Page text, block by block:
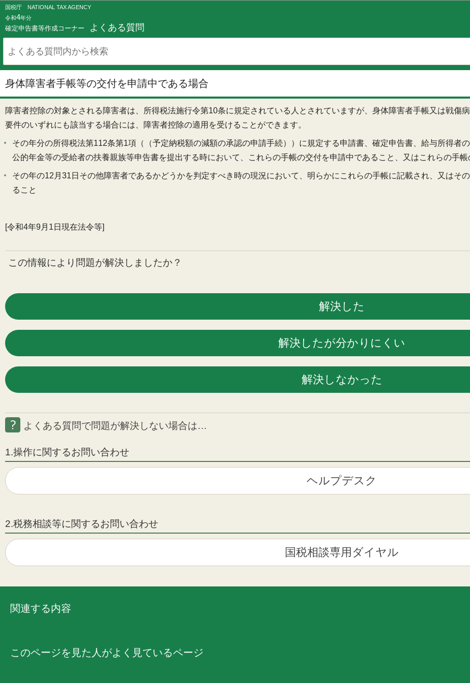
国税庁 NATIONAL TAX AGENCY
令和4年分
確定申告書等作成コーナー よくある質問
身体障害者手帳等の交付を申請中である場合
障害者控除の対象とされる障害者は、所得税法施行令第10条に規定されている人とされていますが、身体障害者手帳又は戦傷
要件のいずれにも該当する場合には、障害者控除の適用を受けることができます。
その年分の所得税法第112条第1項（（予定納税額の減額の承認の申請手続））に規定する申請書、確定申告書、給与所得者
公的年金等の受給者の扶養親族等申告書を提出する時において、これらの手帳の交付を申請中であること、又はこれらの手
その年の12月31日その他障害者であるかどうかを判定すべき時の現況において、明らかにこれらの手帳に記載され、又はそ
ること
[令和4年9月1日現在法令等]
この情報により問題が解決しましたか？
よくある質問で問題が解決しない場合は…
1.操作に関するお問い合わせ
ヘルプデスク
2.税務相談等に関するお問い合わせ
国税相談専用ダイヤル
関連する内容
このページを見た人がよく見ているページ